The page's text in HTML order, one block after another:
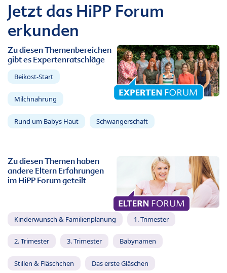
Jetzt das HiPP Forum
erkunden
Zu diesen Themenbereichen
gibt es Expertenratschläge
Beikost-Start
Milchnahrung
Rund um Babys Haut Schwangerschaft
Zu diesen Themen haben
andere Eltern Erfahrungen
im HiPP Forum geteilt
Kinderwunsch & Familienplanung 1. Trimester
2. Trimester 3. Trimester Babynamen
Stillen & Fläschchen Das erste Gläschen